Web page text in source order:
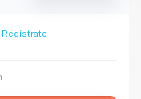
Regístrate